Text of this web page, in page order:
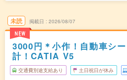
未読
NEW
掲載日 2026/08/07
3000円＊小作！自動車シ
計！CATIA V5
交通費別途支給あり 土日祝日が休み